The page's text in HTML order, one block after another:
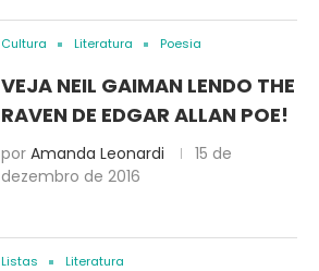
Cultura Literatura Poesia
VEJA NEIL GAIMAN LENDO THE
RAVEN DE EDGAR ALLAN POE!
por Amanda Leonardi
15 de
dezembro de 2016
Listas Literatura